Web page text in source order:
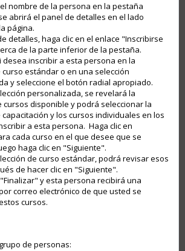
nombre de la persona en la pestaña
abrirá el panel de detalles en el lado
página.
detalles, haga clic en el enlace "Inscribirse
de la parte inferior de la pestaña.
desea inscribir a esta persona en la
curso estándar o en una selección
y seleccione el botón radial apropiado.
personalizada, se revelará la
cursos disponible y podrá seleccionar la
y los cursos individuales en los
a esta persona. Haga clic en
cada curso en el que desee que se
haga clic en "Siguiente".
de curso estándar, podrá revisar esos
de hacer clic en "Siguiente".
y esta persona recibirá una
correo electrónico de que usted se
cursos.
de personas: